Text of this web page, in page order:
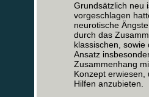
Grundsätzlich neu
vorgeschlagen
neurotische
durch das
klassischen,
Ansatz
Zusammenhang
Konzept
Hilfen anzubieten.